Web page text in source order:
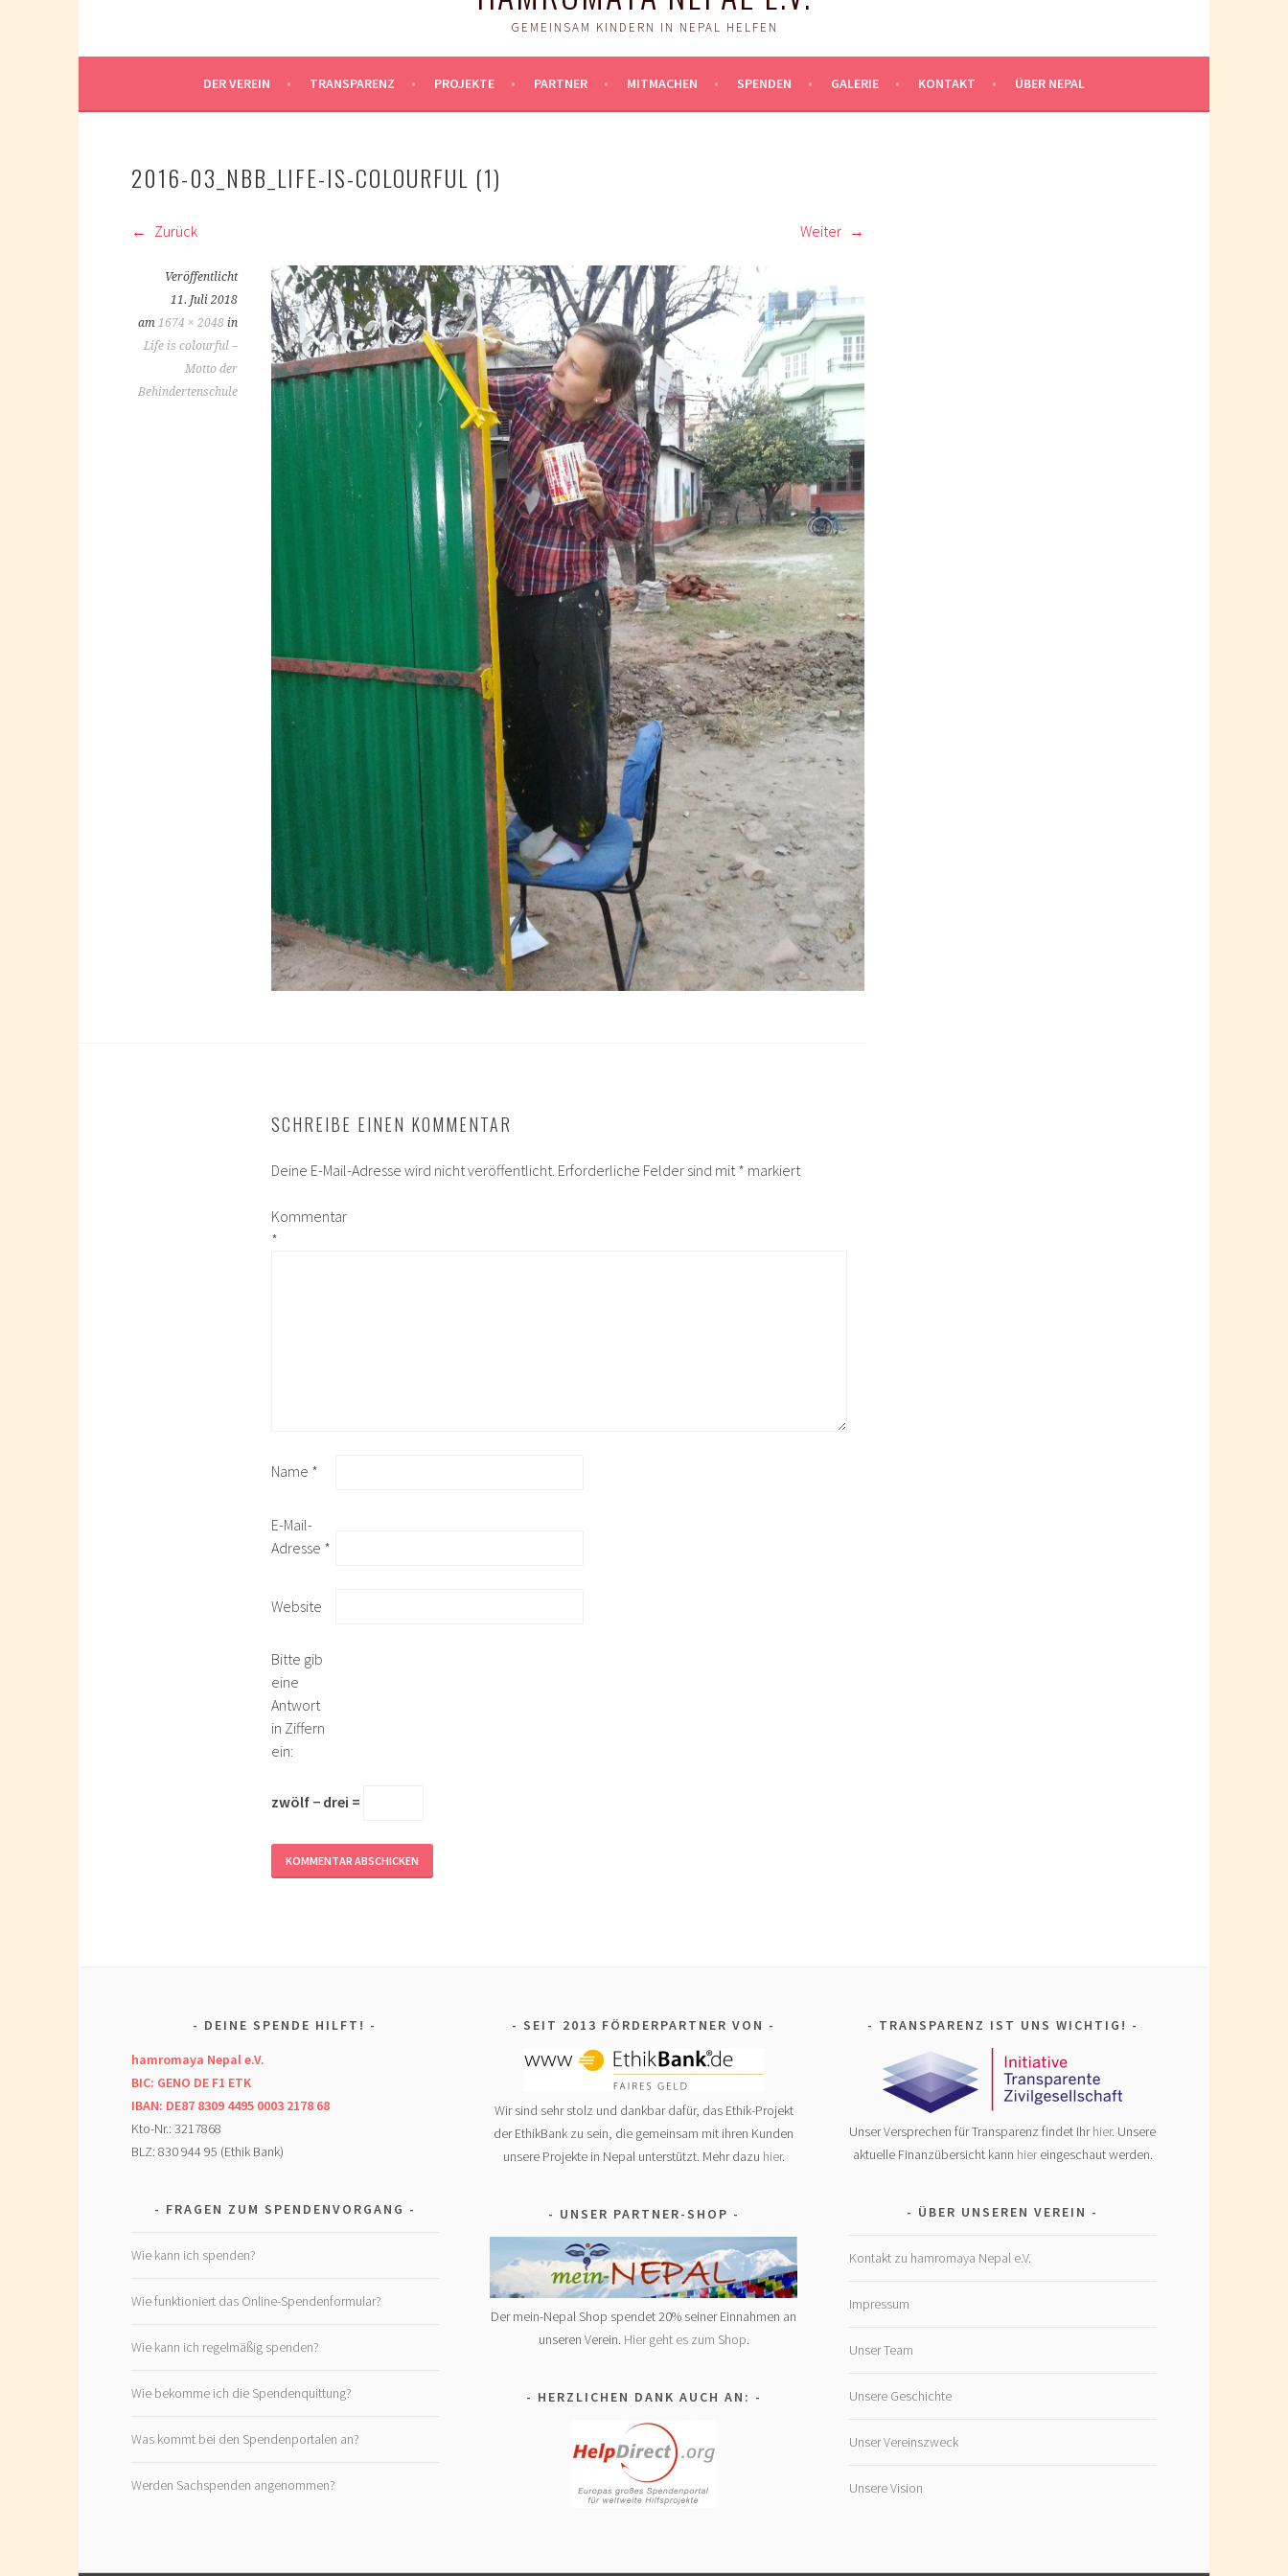
GEMEINSAM KINDERN IN NEPAL HELFEN
DER VEREIN TRANSPARENZ PROJEKTE PARTNER MITMACHEN SPENDEN GALERIE KONTAKT ÜBER NEPAL
2016-03_NBB_LIFE-IS-COLOURFUL (1)
Zurück Weiter
Veröffentlicht
11. Juli 2018
am 1674 × 2048 in
Life is colourful –
Motto der
Behindertenschule
SCHREIBE EINEN KOMMENTAR
Deine E-Mail-Adresse wird nicht veröffentlicht. Erforderliche Felder sind mit* markiert
Kommentar
*
Name *
E-Mail-
Adresse *
Website
Bitte gib
eine
Antwort
in Ziffern
ein:
zwölf − drei =
DEINE SPENDE HILFT!
hamromaya Nepal e.V.
BIC: GENO DE F1 ETK
IBAN: DE87 8309 4495 0003 2178 68
Kto-Nr.: 3217868
BLZ: 830 944 95 (Ethik Bank)
FRAGEN ZUM SPENDENVORGANG
Wie kann ich spenden?
Wie funktioniert das Online-Spendenformular?
Wie kann ich regelmäßig spenden?
Wie bekomme ich die Spendenquittung?
Was kommt bei den Spendenportalen an?
Werden Sachspenden angenommen?
SEIT 2013 FÖRDERPARTNER VON
Wir sind sehr stolz und dankbar dafür, das Ethik-Projekt
der EthikBank zu sein, die gemeinsam mit ihren Kunden
unsere Projekte in Nepal unterstützt. Mehr dazu hier.
UNSER PARTNER-SHOP
Der mein-Nepal Shop spendet 20% seiner Einnahmen an
unseren Verein. Hier geht es zum Shop.
HERZLICHEN DANK AUCH AN:
TRANSPARENZ IST UNS WICHTIG!
Unser Versprechen für Transparenz findet Ihrhier. Unsere
aktuelle Finanzübersicht kann hiereingeschaut werden.
ÜBER UNSEREN VEREIN
Kontakt zu hamromaya Nepal e.V.
Impressum
Unser Team
Unsere Geschichte
Unser Vereinszweck
Unsere Vision